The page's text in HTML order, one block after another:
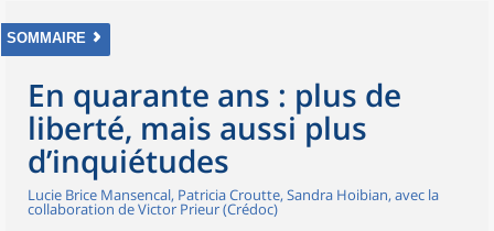
SOMMAIRE
En quarante ans : plus de
liberté, mais aussi plus
d’inquiétudes
Lucie Brice Mansencal, Patricia Croutte, Sandra Hoibian, avec la
collaboration de Victor Prieur (Crédoc)